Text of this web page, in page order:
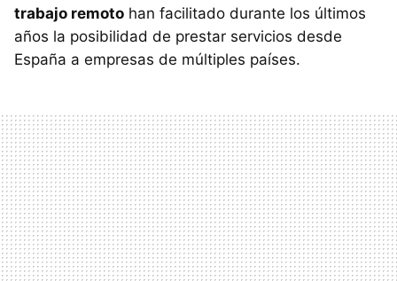
trabajo remoto han facilitado durante los últimos
años la posibilidad de prestar servicios desde
España a empresas de múltiples países.